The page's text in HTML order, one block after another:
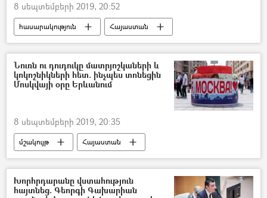
8 սեպտեմբերի 2019, 20:52
հասարակություն
Հայաստան
Հայաստանի ֆուտբոլի ֆեդերացիա
ֆուտբոլ
հաղթանակ
Բոսնիա և Հերցեգովինա
Նիկոլ Փաշինյան
Հակոբ Արշակյան
Արայիկ Հարությունյան
Արթուր Վանեցյան
Նուռն ու դուդուկը մատրյոշկաների և
կոկոշնիկների հետ. ինչպես տոնեցին
Մոսկվայի օրը Երևանում
8 սեպտեմբերի 2019, 20:35
մշակույթ
Հայաստան
հասարակություն
Մոսկվա
Երևան
Համերգ
Հյուսիսային պողոտա
տոնակատարություն
Խորհրդարանը վստահություն
հայտնեց. Գեորգի Գախարիան